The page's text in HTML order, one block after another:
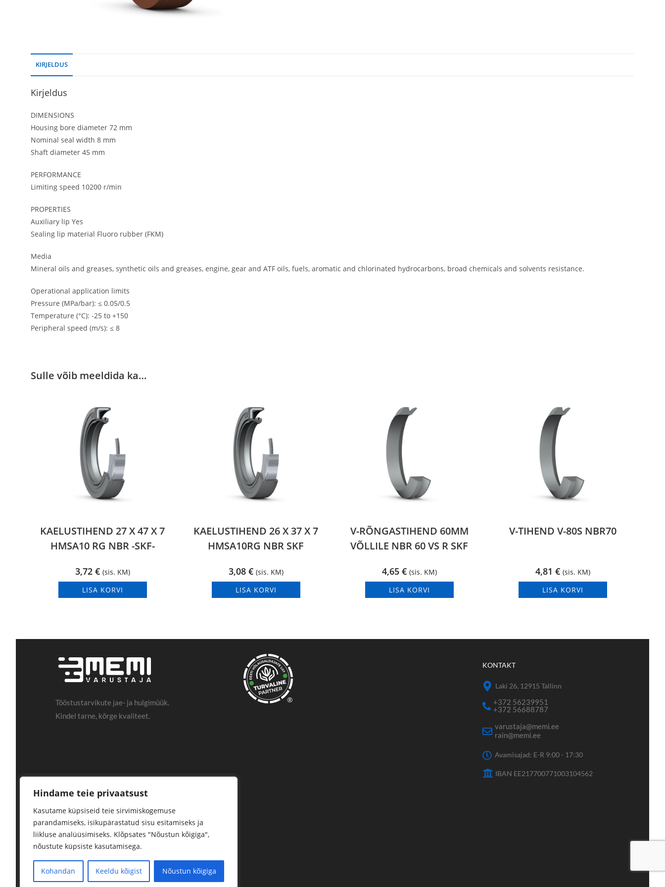
Hindame teie privaatsust
Kasutame küpsiseid teie sirvimiskogemuse
parandamiseks, isikupärastatud sisu esitamiseks ja
liikluse analüüsimiseks. Klõpsates "Nõustun kõigiga",
nõustute küpsiste kasutamisega.
Kohandan Keeldu kõigist Nõustun kõigiga
KIRJELDUS
Kirjeldus
DIMENSIONS
Housing bore diameter 72 mm
Nominal seal width 8 mm
Shaft diameter 45 mm
PERFORMANCE
Limiting speed 10200 r/min
PROPERTIES
Auxiliary lip Yes
Sealing lip material Fluoro rubber (FKM)
Media
Mineral oils and greases, synthetic oils and greases, engine, gear and ATF oils, fuels, aromatic and chlorinated hydrocarbons, broad chemicals and solvents resistance.
Operational application limits
Pressure (MPa/bar): ≤ 0.05/0.5
Temperature (°C): -25 to +150
Peripheral speed (m/s): ≤ 8
Sulle võib meeldida ka…
KAELUSTIHEND 27 X 47 X 7
HMSA10 RG NBR -SKF-
3,72 € (sis. KM)
LISA KORVI
KAELUSTIHEND 26 X 37 X 7
HMSA10RG NBR SKF
3,08 € (sis. KM)
LISA KORVI
V-RÕNGASTIHEND 60MM
VÕLLILE NBR 60 VS R SKF
4,65 € (sis. KM)
LISA KORVI
V-TIHEND V-80S NBR70
4,81 € (sis. KM)
LISA KORVI
Tööstustarvikute jae- ja hulgimüük.
Kindel tarne, kõrge kvaliteet.
®
KONTAKT
Laki 26, 12915 Tallinn
+372 56239951
+372 56688787
varustaja@memi.ee
rain@memi.ee
Avamisajad: E-R 9:00 - 17:30
IBAN EE217700771003104562